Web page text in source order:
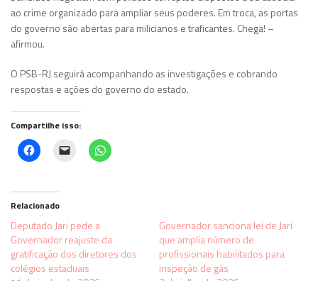
ao crime organizado para ampliar seus poderes. Em troca, as portas
do governo são abertas para milicianos e traficantes. Chega! –
afirmou.
O PSB-RJ seguirá acompanhando as investigações e cobrando
respostas e ações do governo do estado.
Compartilhe isso:
Clique
para
em
nova
janela)
Clique
para
para
um
amigo(abre
em
nova
janela)
Clique
para
Relacionado
Deputado Jari pede a
Governador reajuste da
gratificação dos diretores dos
colégios estaduais
Governador sanciona lei de Jari
que amplia número de
profissionais habilitados para
inspeção de gás